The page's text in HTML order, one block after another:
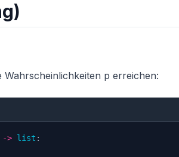
p erreichen:
-> list :